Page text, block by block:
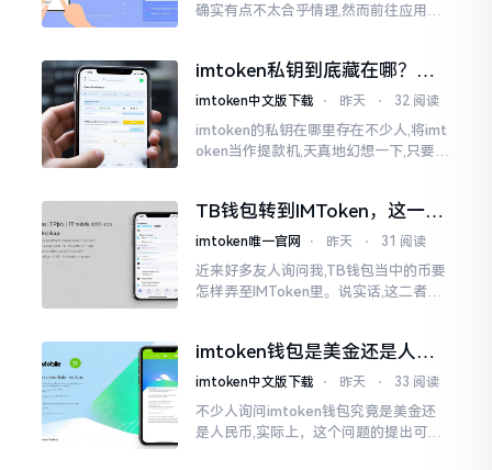
确实有点不太合乎情理,然而前往应用商
似乎相似
imtoken私钥到底藏在哪？别
慌，找对地方才安心
imtoken中文版下载 ⋅ 昨天 ⋅ 32 阅读
imtoken的私钥在哪里存在不少人,将imt
oken当作提款机,天真地幻想一下,只要把
TB钱包转到IMToken，这一步
别走错
imtoken唯一官网 ⋅ 昨天 ⋅ 31 阅读
近来好多友人询问我,TB钱包当中的币要
怎样弄至IMToken里。说实话,这二者皆
就迷糊了
imtoken钱包是美金还是人民
币？其实它是个“多面手”
imtoken中文版下载 ⋅ 昨天 ⋅ 33 阅读
不少人询问imtoken钱包究竟是美金还
是人民币,实际上，这个问题的提出可谓